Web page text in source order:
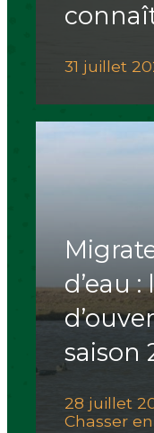
31 juillet
d’eau
saison
28 juillet
Chasser